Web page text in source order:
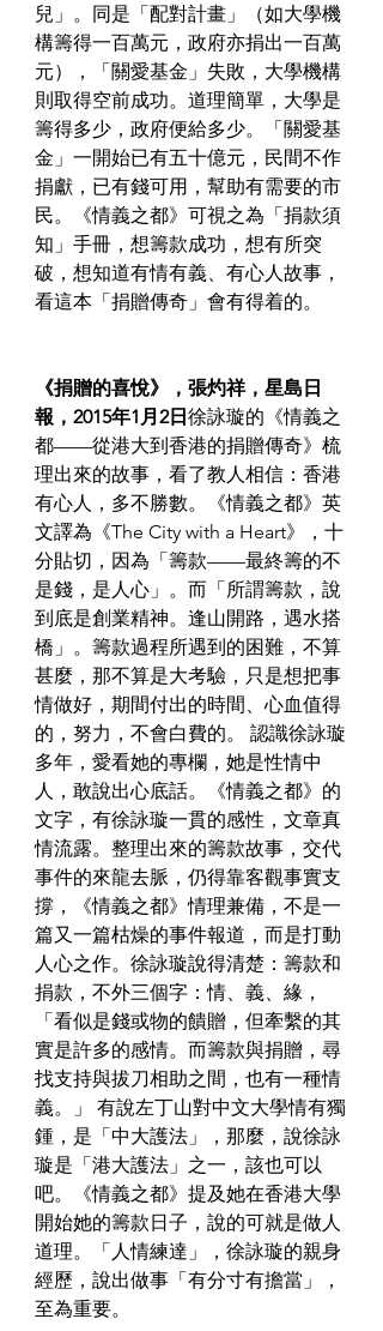
兒」。 同是「配對計畫」（如大學機
構籌得一百萬元，政府亦捐出一百萬
元），「關愛基金」失敗，大學機構
則取得空前成功。道理簡單，大學是
籌得多少，政府便給多少。「關愛基
金」一開始已有五十億元，民間不作
捐獻，已有錢可用，幫助有需要的市
民。
《情義之都》可視之為「捐款須
知」手冊，想籌款成功，想有所突
破，想知道有情有義、有心人故事，
《捐贈的喜悅》，張灼祥，星島日
報，2015年1月2日徐詠璇的《情義之
都——從港大到香港的捐贈傳奇》梳
理出來的故事，看了教人相信：香港
有心人，多不勝數。《情義之都》英
文譯為《The City with a Heart》，十
分貼切，因為「籌款——最終籌的不
是錢，是人心」。而「所謂籌款，說
到底是創業精神。逢山開路，遇水搭
橋」。籌款過程所遇到的困難，不算
甚麼，那不算是大考驗，只是想把事
情做好，期間付出的時間、心血值得
的，努力，不會白費的。
認識徐詠璇
多年，愛看她的專欄，她是性情中
人，敢說出心底話。《情義之都》的
文字，有徐詠璇一貫的感性，文章真
情流露。整理出來的籌款故事，交代
事件的來龍去脈，仍得靠客觀事實支
撐，《情義之都》情理兼備，不是一
篇又一篇枯燥的事件報道，而是打動
人心之作。徐詠璇說得清楚：籌款和
捐款，不外三個字：情、義、緣，
「看似是錢或物的饋贈，但牽繫的其
實是許多的感情。而籌款與捐贈，尋
找支持與拔刀相助之間，也有一種情
義。」
有說左丁山對中文大學情有獨
鍾，是「中大護法」，那麼，說徐詠
璇是「港大護法」之一，該也可以
吧。《情義之都》提及她在香港大學
開始她的籌款日子，說的可就是做人
道理。「人情練達」，徐詠璇的親身
經歷，說出做事「有分寸有擔當」，
至為重要。